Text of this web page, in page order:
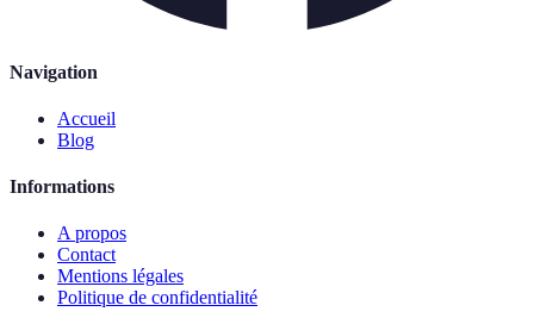
Navigation
Accueil
Blog
Informations
A propos
Contact
Mentions légales
Politique de confidentialité